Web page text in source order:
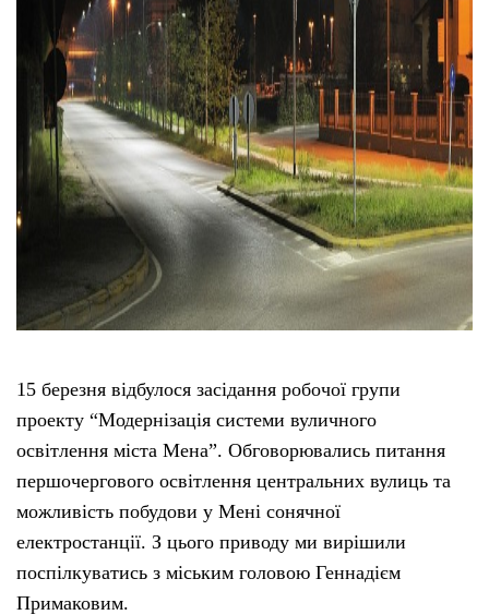
15 березня відбулося засідання робочої групи
проекту “Модернізація системи вуличного
освітлення міста Мена”. Обговорювались питання
першочергового освітлення центральних вулиць та
можливість побудови у Мені сонячної
електростанції. З цього приводу ми вирішили
поспілкуватись з міським головою Геннадієм
Примаковим.